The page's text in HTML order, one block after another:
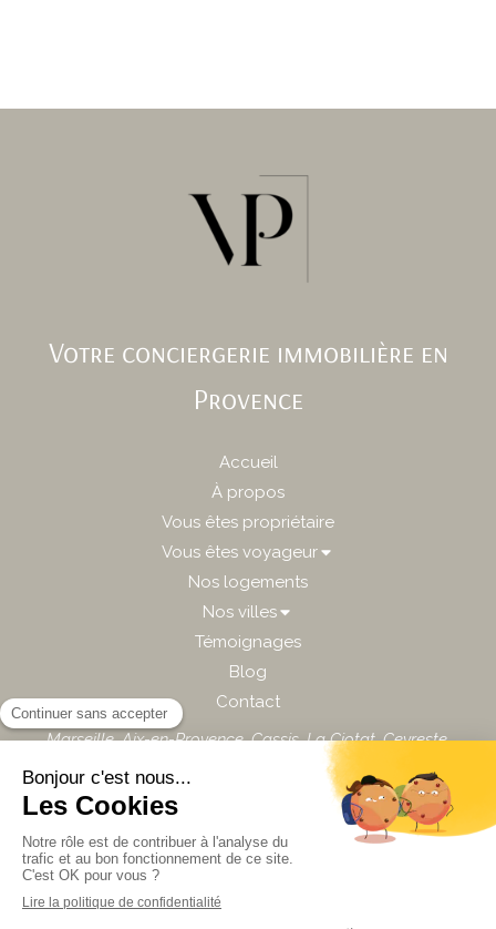
Votre conciergerie immobilière en
Provence
Accueil
À propos
Vous êtes propriétaire
Vous êtes voyageur
Nos logements
Nos villes
Témoignages
Blog
Contact
Marseille,Aix-en-Provence,Cassis,La Ciotat,Ceyreste,
Mentions légales